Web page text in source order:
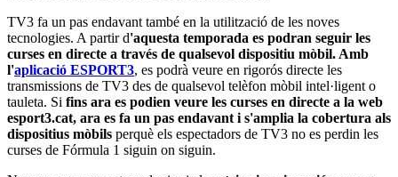
TV3 fa un pas endavant també en la utilització de les noves
tecnologies. A partir d'aquesta temporada es podran seguir les
curses en directe a través de qualsevol dispositiu mòbil. Amb
l'aplicació ESPORT3, es podrà veure en rigorós directe les
transmissions de TV3 des de qualsevol telèfon mòbil intel·ligent o
tauleta. Si fins ara es podien veure les curses en directe a la web
esport3.cat, ara es fa un pas endavant i s'amplia la cobertura als
dispositius mòbils perquè els espectadors de TV3 no es perdin les
curses de Fórmula 1 siguin on siguin.